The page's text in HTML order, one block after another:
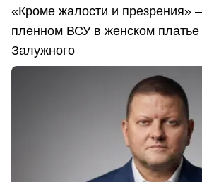
«Кроме жалости и презрения»
пленном ВСУ в женском платье
Залужного